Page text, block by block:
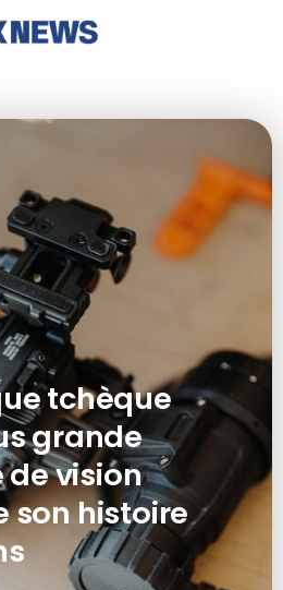
tchèque
grande
vision
son histoire